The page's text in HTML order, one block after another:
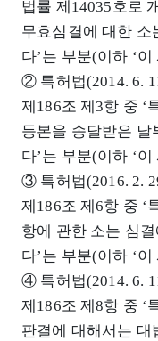
법률 제14035호로
무효심결에 대한 소
다’는 부분(이하 ‘
② 특허법(2014. 6.
제186조 제3항 중 ‘
등본을 송달받은 날
다’는 부분(이하 ‘
③ 특허법(2016. 2.
제186조 제6항 중 ‘
항에 관한 소는 심
다’는 부분(이하 ‘
④ 특허법(2014. 6.
제186조 제8항 중 ‘
판결에 대해서는 대